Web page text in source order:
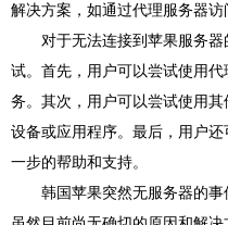
解决方案，如通过代理服务器访
对于无法连接到苹果服务
试。首先，用户可以尝试使用
务。其次，用户可以尝试使用
设备或应用程序。最后，用户
一步的帮助和支持。
韩国苹果突然无服务器的事